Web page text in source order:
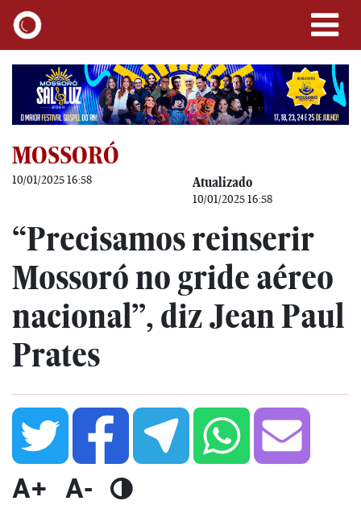
MOSSORÓ
10/01/2025 16:58 Atualizado
10/01/2025 16:58
“Precisamos reinserir
Mossoró no gride aéreo
nacional”, diz Jean Paul
Prates
A+ A-